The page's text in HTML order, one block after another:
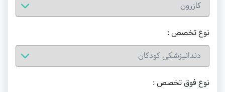
نوع تخصص :
نوع فوق تخصص :